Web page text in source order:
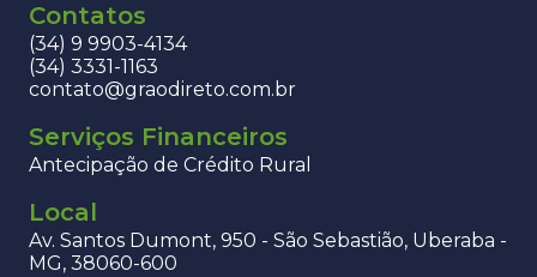
Contatos
(34) 9 9903-4134
(34) 3331-1163
contato@graodireto.com.br
Serviços Financeiros
Antecipação de Crédito Rural
Local
Av. Santos Dumont, 950 - São Sebastião, Uberaba -
MG, 38060-600